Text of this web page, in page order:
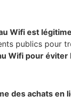
Wifi est légitime
publics pour
Wifi pour éviter
des achats en